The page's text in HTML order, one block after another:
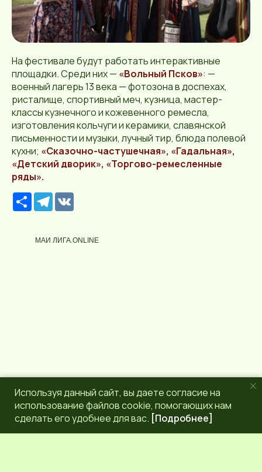
На фестивале будут работать интерактивные
площадки. Среди них — «Вольный Псков»: —
военный лагерь 13 века — фотозона в доспехах,
ристалище, спортивный меч, кузница, мастер-
классы кузнечного и кожевенного ремесла,
изготовления кольчуги и керамики, славянской
письменности и музыки, лучный тир, блюда полевой
кухни; «Сказочно-частушечная», «Гадальная»,
«Детский дворик», «Торгово-ремесленные
ряды».
Р
е
с
р
с
T
e
g
r
МАИ ЛИГА.ONLINE
Используя данный сайт, вы даете согласие на
использование файлов cookie, помогающих нам
сделать его удобнее для вас. [Подробнее]